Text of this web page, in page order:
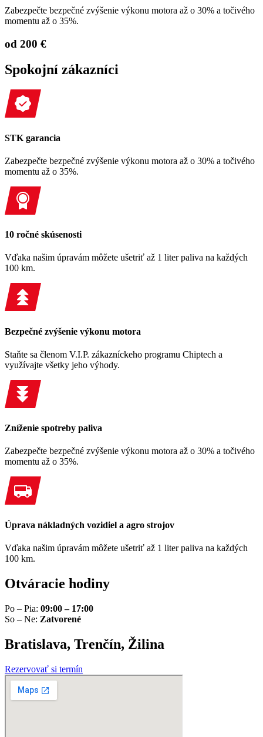
Zabezpečte bezpečné zvýšenie výkonu motora až o 30% a točivého
momentu až o 35%.
od 200 €
Spokojní zákazníci
STK garancia
Zabezpečte bezpečné zvýšenie výkonu motora až o 30% a točivého
momentu až o 35%.
10 ročné skúsenosti
Vďaka našim úpravám môžete ušetriť až 1 liter paliva na každých
100 km.
Bezpečné zvýšenie výkonu motora
Staňte sa členom V.I.P. zákazníckeho programu Chiptech a
využívajte všetky jeho výhody.
Zníženie spotreby paliva
Zabezpečte bezpečné zvýšenie výkonu motora až o 30% a točivého
momentu až o 35%.
Úprava nákladných vozidiel a agro strojov
Vďaka našim úpravám môžete ušetriť až 1 liter paliva na každých
100 km.
Otváracie hodiny
Po – Pia: 09:00 – 17:00
So – Ne: Zatvorené
Bratislava, Trenčín, Žilina
Rezervovať si termín